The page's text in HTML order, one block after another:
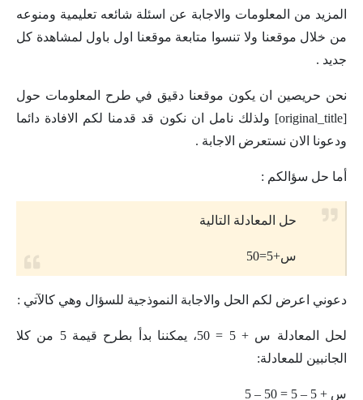
المزيد من المعلومات والاجابة عن اسئلة شائعه تعليمية ومنوعه
من خلال موقعنا ولا تنسوا متابعة موقعنا اول باول لمشاهدة كل
جديد .
نحن حريصين ان يكون موقعنا دقيق في طرح المعلومات حول
[original_title] ولذلك نامل ان نكون قد قدمنا لكم الافادة دائما
ودعونا الان نستعرض الاجابة .
أما حل سؤالكم :
حل المعادلة التالية
س+5=50
دعوني اعرض لكم الحل والاجابة النموذجية للسؤال وهي كالآتي :
لحل المعادلة س + 5 = 50، يمكننا بدأ بطرح قيمة 5 من كلا
الجانبين للمعادلة:
س + 5 – 5 = 50 – 5